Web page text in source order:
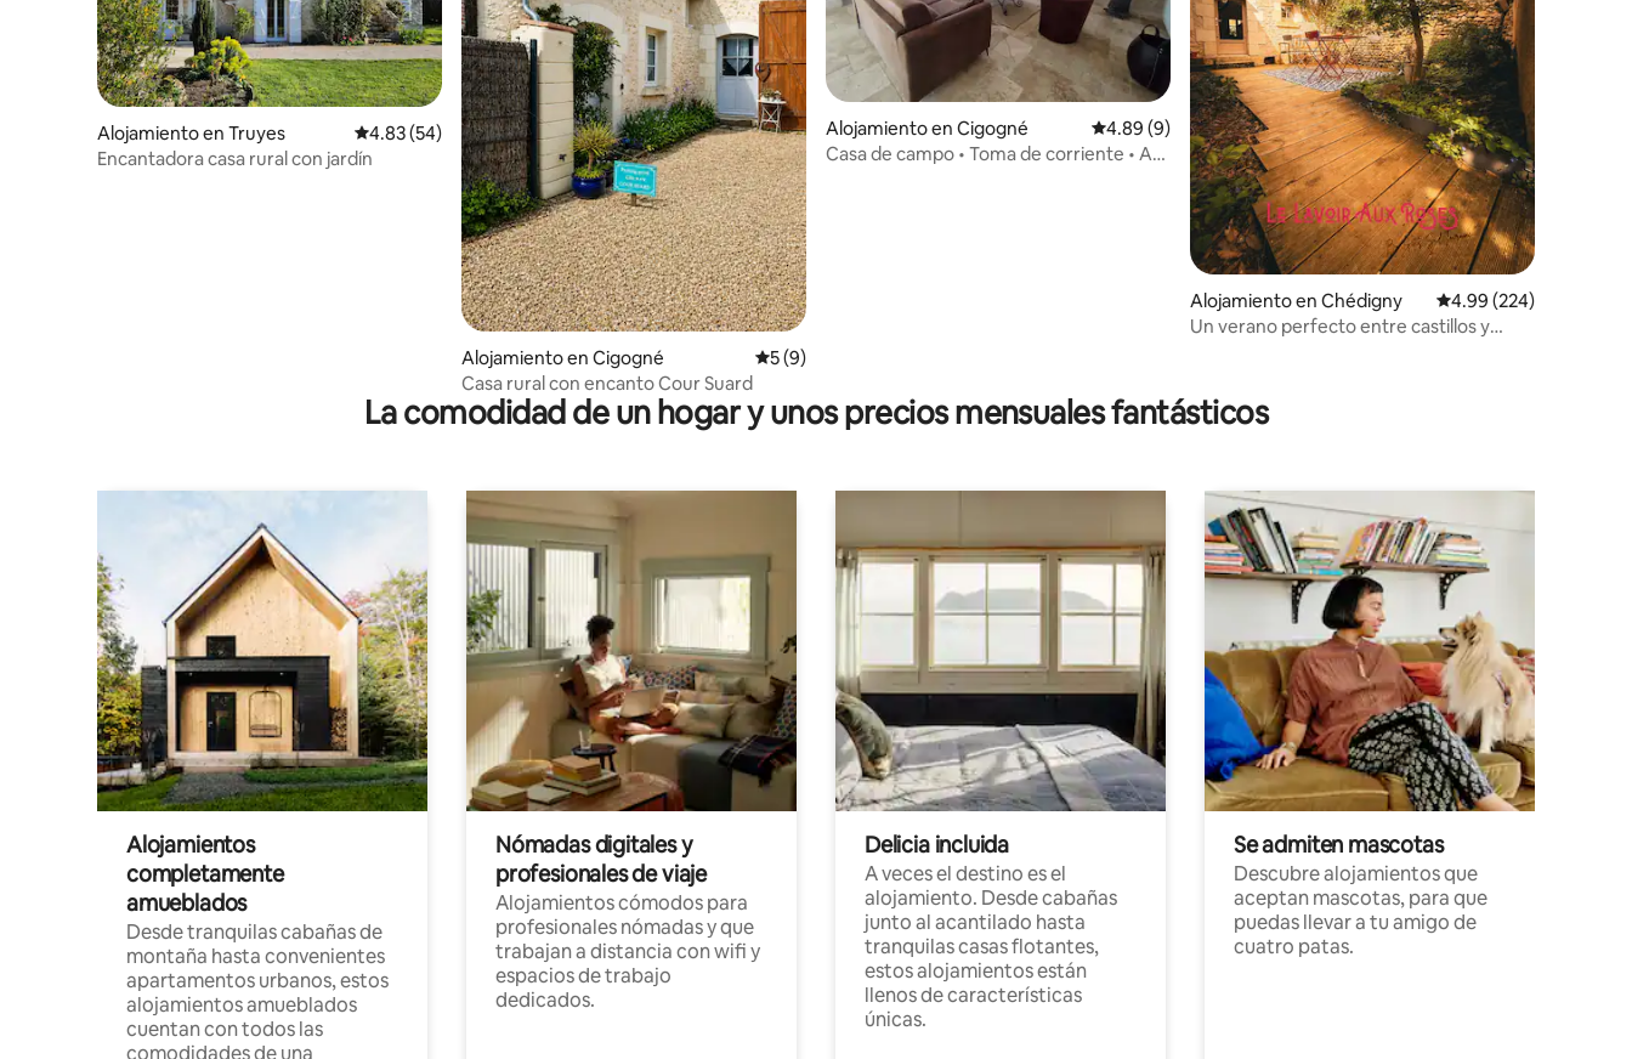
Alojamiento en Truyes Calificación promedio: 4.83 de 5, 54 reseñas
4.83 (54)
Encantadora casa rural con jardín
Alojamiento en Cigogné Calificación promedio: 5 de 5, 9 reseñas
5 (9)
Casa rural con encanto Cour Suard
Alojamiento en Cigogné Calificación promedio: 4.89 de 5, 9 reseñas
4.89 (9)
Casa de campo • Toma de corriente • A
Alojamiento en Chédigny Calificación promedio:
4.99 (224)
Un verano perfecto entre castillos y
La comodidad de un hogar y unos precios mensuales fantásticos
Alojamientos
completamente
amueblados
Desde tranquilas cabañas de
montaña hasta convenientes
apartamentos urbanos, estos
alojamientos amueblados
cuentan con todos las
comodidades de una
Nómadas digitales y
profesionales de viaje
Alojamientos cómodos para
profesionales nómadas y que
trabajan a distancia con wifi y
espacios de trabajo
dedicados.
Delicia incluida
A veces el destino es el
alojamiento. Desde cabañas
junto al acantilado hasta
tranquilas casas flotantes,
estos alojamientos están
llenos de características
únicas.
Se admiten mascotas
Descubre alojamientos que
aceptan mascotas, para que
puedas llevar a tu amigo de
cuatro patas.